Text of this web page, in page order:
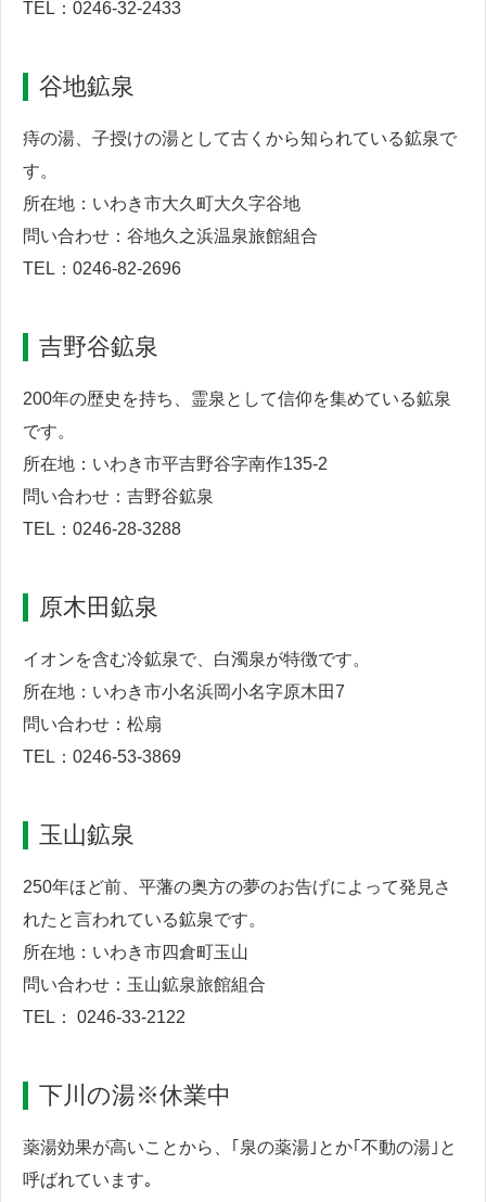
TEL：0246-32-2433
谷地鉱泉
痔の湯、子授けの湯として古くから知られている鉱泉で
す。
所在地：いわき市大久町大久字谷地
問い合わせ：谷地久之浜温泉旅館組合
TEL：0246-82-2696
吉野谷鉱泉
200年の歴史を持ち、霊泉として信仰を集めている鉱泉
です。
所在地：いわき市平吉野谷字南作135-2
問い合わせ：吉野谷鉱泉
TEL：0246-28-3288
原木田鉱泉
イオンを含む冷鉱泉で、白濁泉が特徴です。
所在地：いわき市小名浜岡小名字原木田7
問い合わせ：松扇
TEL：0246-53-3869
玉山鉱泉
250年ほど前、平藩の奥方の夢のお告げによって発見さ
れたと言われている鉱泉です。
所在地：いわき市四倉町玉山
問い合わせ：玉山鉱泉旅館組合
TEL： 0246-33-2122
下川の湯※休業中
薬湯効果が高いことから、｢泉の薬湯｣とか｢不動の湯｣と
呼ばれています｡